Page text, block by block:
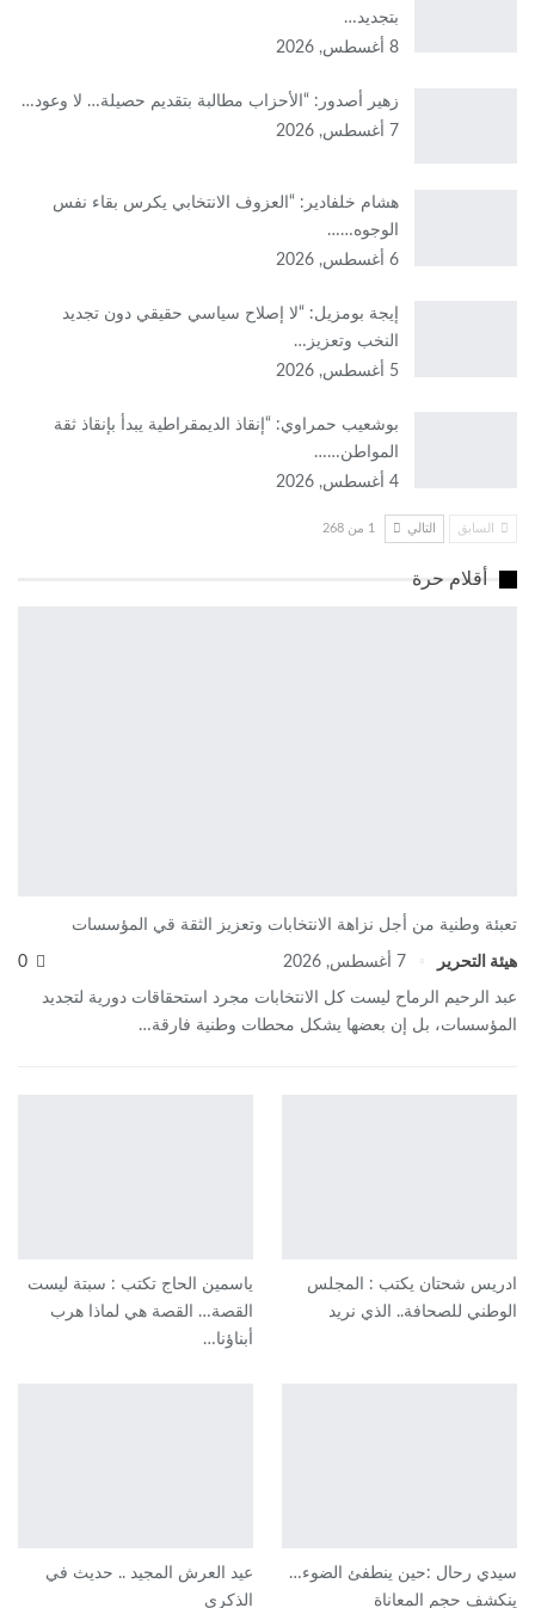
بتجديد…
8 أغسطس, 2026
زهير أصدور: “الأحزاب مطالبة بتقديم حصيلة… لا وعود…
7 أغسطس, 2026
هشام خلفادير: “العزوف الانتخابي يكرس بقاء نفس
الوجوه……
6 أغسطس, 2026
إيجة بومزيل: “لا إصلاح سياسي حقيقي دون تجديد
النخب وتعزيز…
5 أغسطس, 2026
بوشعيب حمراوي: “إنقاذ الديمقراطية يبدأ بإنقاذ ثقة
المواطن……
4 أغسطس, 2026
السابق التالي 1 من 268
أقلام حرة
تعبئة وطنية من أجل نزاهة الانتخابات وتعزيز الثقة قي المؤسسات
هيئة التحرير 7 أغسطس, 2026
عبد الرحيم الرماح ليست كل الانتخابات مجرد استحقاقات دورية لتجديد
المؤسسات، بل إن بعضها يشكل محطات وطنية فارقة…
ادريس شحتان يكتب : المجلس
الوطني للصحافة.. الذي نريد
ياسمين الحاج تكتب : سبتة ليست
القصة… القصة هي لماذا هرب
أبناؤنا…
سيدي رحال :حين ينطفئ الضوء…
ينكشف حجم المعاناة
عيد العرش المجيد .. حديث في
الذكرى